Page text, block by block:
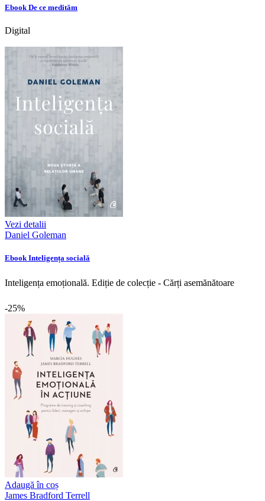
Ebook De ce medităm
Digital
Vezi detalii
Daniel Goleman
Ebook Inteligența socială
Inteligența emoțională. Ediție de colecție - Cărți asemănătoare
-25%
Adaugă în coș
James Bradford Terrell